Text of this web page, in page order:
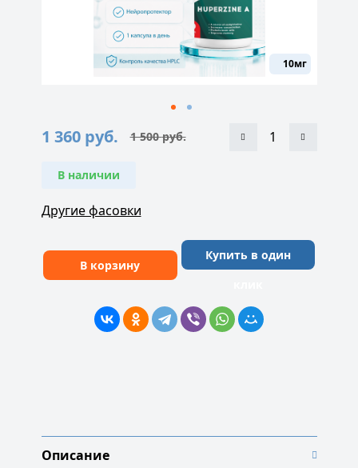
10мг
1 500руб.
Первоначальная
1 360 руб.
Текущая
360 руб..
В наличии
Другие фасовки
В корзину
Купить в один
Описание